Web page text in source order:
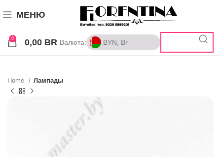
МЕНЮ
0 0,00 BR Валюта: BYN, Br
BYN, Br
Home Лампады